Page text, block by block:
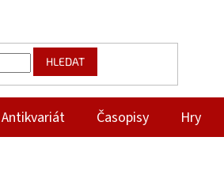
HLEDAT
Antikvariát Časopisy Hry